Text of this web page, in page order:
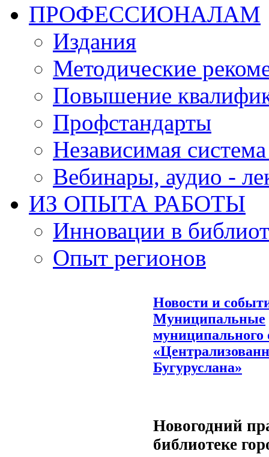
ПРОФЕССИОНАЛАМ
Издания
Методические
Повышение
Профстандарты
Независимая
Вебинары, аудио -
ИЗ ОПЫТА РАБОТЫ
Инновации в
Опыт регионов
Новости и
Муниципальные
муниципального
Бугуруслана»
Новогодний
библиотеке